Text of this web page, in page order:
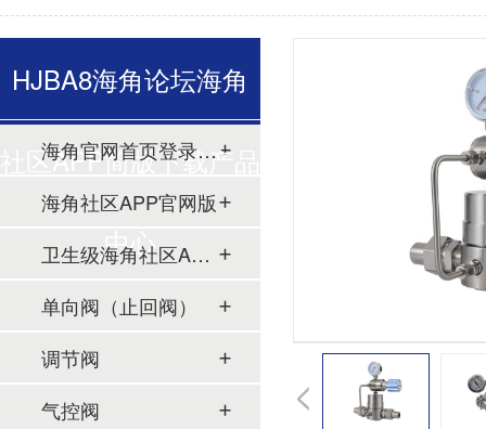
HJBA8海角论坛海角
社区APP简版下载产品
中心
海角官网首页登录入口
海角社区APP官网版
卫生级海角社区APP简版下载
单向阀（止回阀）
调节阀
气控阀